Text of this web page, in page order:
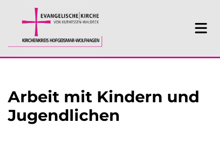
Arbeit mit Kindern und
Jugendlichen